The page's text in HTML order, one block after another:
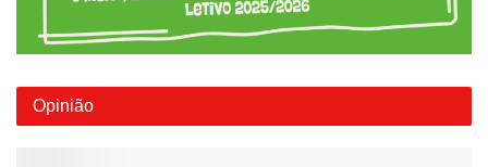
Opinião